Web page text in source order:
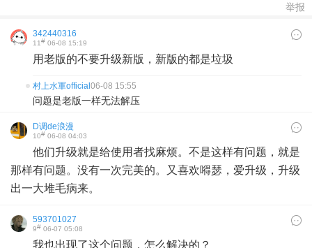
举报
342440316
11# 06-08 15:19
用老版的不要升级新版，新版的都是垃圾
村上水軍official06-08 15:55
问题是老版一样无法解压
D调de浪漫
10# 06-08 04:03
他们升级就是给使用者找麻烦。不是这样有问题，就是
那样有问题。没有一次完美的。又喜欢嘚瑟，爱升级，升级
出一大堆毛病来。
593701027
9# 06-07 05:08
我也出现了这个问题，怎么解决的？